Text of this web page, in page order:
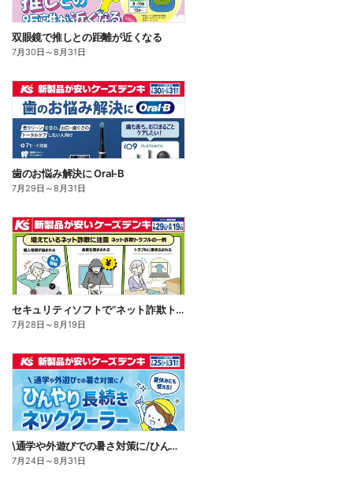
双眼鏡で推しとの距離が近くなる
7月30日 ～8月31日
歯のお悩み解決に Oral-B
7月29日 ～8月31日
セキュリティソフトで“ネット詐欺トラブル”から守る!
7月28日 ～8月19日
\通学や外遊びでの暑さ対策に/ひんやり長続きネッククーラー
7月24日 ～8月31日